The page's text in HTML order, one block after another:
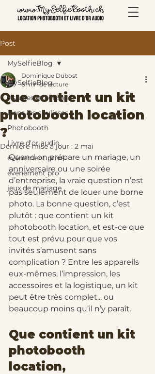
Post
MySelfieBlog
Astuces et conseils
Dans les coulisses
Photobooth
Livre d'or audio
événement privé
événement pro
jeux de mariage
MySelfieBlog
Que contient un kit
photobooth location
?
Dominique Dubost
6 min de lecture
Dernière mise à jour : 2 mai
Quand on prépare un mariage, un
anniversaire ou une soirée
d’entreprise, la vraie question n’est
pas seulement de louer une borne
photo. La bonne question, c’est
plutôt : que contient un kit
photobooth location, et est-ce que
tout est prévu pour que vos
invités s’amusent sans
complication ? Entre les appareils
eux-mêmes, l’impression, les
accessoires et la logistique, un kit
peut être très complet... ou
beaucoup moins qu’il n’y paraît.
Que contient un kit
photobooth
location,